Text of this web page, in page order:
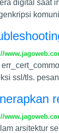
digital saat
ssl/tls.
arsitektur